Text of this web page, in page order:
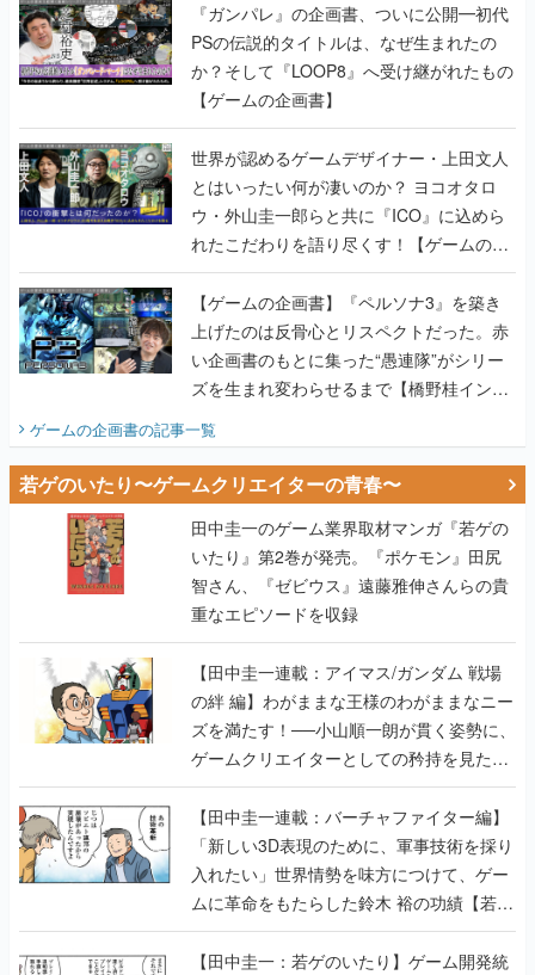
『ガンパレ』の企画書、ついに公開━初代
PSの伝説的タイトルは、なぜ生まれたの
か？そして『LOOP8』へ受け継がれたもの
【ゲームの企画書】
世界が認めるゲームデザイナー・上田文人
とはいったい何が凄いのか？ ヨコオタロ
ウ・外山圭一郎らと共に『ICO』に込めら
れたこだわりを語り尽くす！【ゲームの企
画書】
【ゲームの企画書】『ペルソナ3』を築き
上げたのは反骨心とリスペクトだった。赤
い企画書のもとに集った“愚連隊”がシリー
ズを生まれ変わらせるまで【橋野桂インタ
ビュー】
ゲームの企画書の記事一覧
若ゲのいたり〜ゲームクリエイターの青春〜
田中圭一のゲーム業界取材マンガ『若ゲの
いたり』第2巻が発売。『ポケモン』田尻
智さん、『ゼビウス』遠藤雅伸さんらの貴
重なエピソードを収録
【田中圭一連載：アイマス/ガンダム 戦場
の絆 編】わがままな王様のわがままなニー
ズを満たす！──小山順一朗が貫く姿勢に、
ゲームクリエイターとしての矜持を見た
【若ゲのいたり最終回】
【田中圭一連載：バーチャファイター編】
「新しい3D表現のために、軍事技術を採り
入れたい」世界情勢を味方につけて、ゲー
ムに革命をもたらした鈴木 裕の功績【若ゲ
のいたり】
【田中圭一：若ゲのいたり】ゲーム開発統